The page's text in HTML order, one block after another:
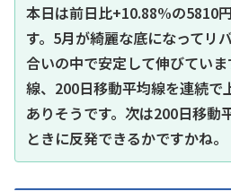
本日は前日比+10.88%の5810
す。5月が綺麗な底になってリ
合いの中で安定して伸びてい
線、200日移動平均線を連続で
ありそうです。次は200日移動
ときに反発できるかですかね。